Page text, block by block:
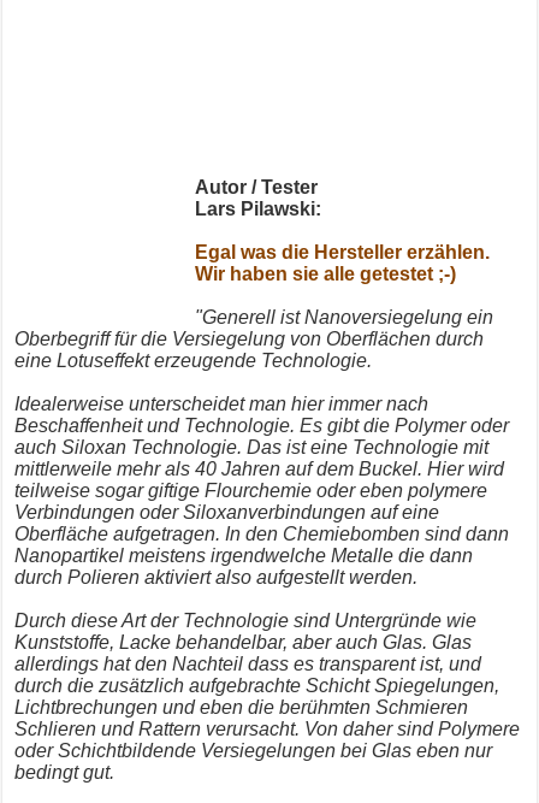
Autor / Tester
Lars Pilawski:
Egal was die Hersteller erzählen.
Wir haben sie alle getestet ;-)
"Generell ist Nanoversiegelung ein
Oberbegriff für die Versiegelung von Oberflächen durch
eine Lotuseffekt erzeugende Technologie.
Idealerweise unterscheidet man hier immer nach
Beschaffenheit und Technologie.Es gibt die Polymer oder
auch Siloxan Technologie. Das ist eine Technologie mit
mittlerweile mehr als 40 Jahren auf dem Buckel. Hier wird
teilweise sogar giftige Flourchemie oder eben polymere
Verbindungen oder Siloxanverbindungen auf eine
Oberfläche aufgetragen. In den Chemiebomben sind dann
Nanopartikel meistens irgendwelche Metalle die dann
durch Polieren aktiviert also aufgestellt werden.
Durch diese Art der Technologie sind Untergründe wie
Kunststoffe, Lacke behandelbar, aber auch Glas. Glas
allerdings hat den Nachteil dass es transparent ist, und
durch die zusätzlich aufgebrachte Schicht Spiegelungen,
Lichtbrechungen und eben die berühmten Schmieren
Schlieren und Rattern verursacht. Von daher sind Polymere
oder Schichtbildende Versiegelungen bei Glas eben nur
bedingt gut.